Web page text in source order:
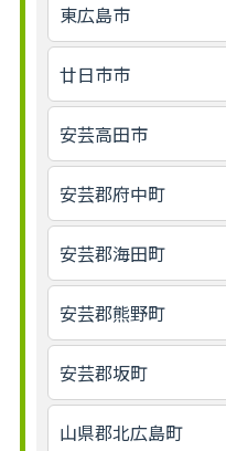
東広島市
廿日市市
安芸高田市
安芸郡府中町
安芸郡海田町
安芸郡熊野町
安芸郡坂町
山県郡北広島町